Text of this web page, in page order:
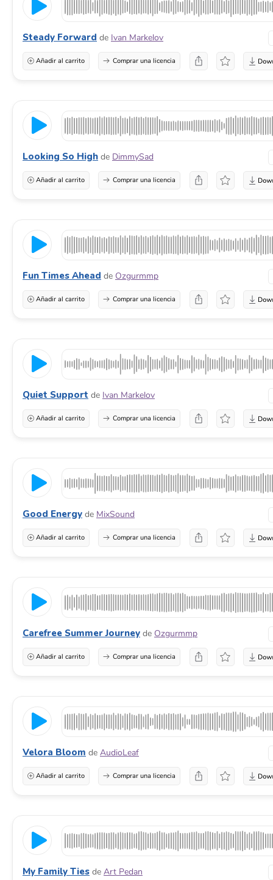
Steady Forward de Ivan Markelov
Añadir al carrito Comprar una licencia
Looking So High de DimmySad
Añadir al carrito Comprar una licencia
Fun Times Ahead de Ozgurmmp
Añadir al carrito Comprar una licencia
Quiet Support de Ivan Markelov
Añadir al carrito Comprar una licencia
Good Energy de MixSound
Añadir al carrito Comprar una licencia
Carefree Summer Journey de Ozgurmmp
Añadir al carrito Comprar una licencia
Velora Bloom de AudioLeaf
Añadir al carrito Comprar una licencia
My Family Ties de Art Pedan